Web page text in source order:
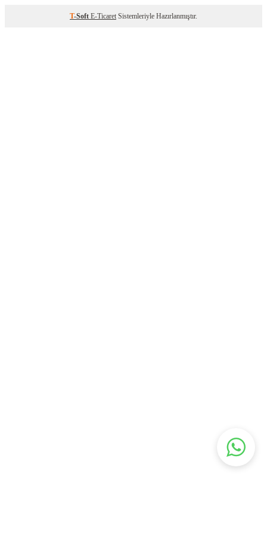
T-Soft E-Ticaret Sistemleriyle Hazırlanmıştır.